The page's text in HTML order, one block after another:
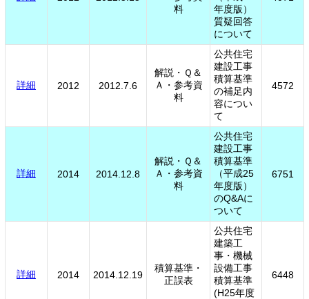
料
年度版）
質疑回答
について
詳細 2012 2012.7.6
解説・Ｑ＆
Ａ・参考資
料
公共住宅
建設工事
積算基準
の補足内
容につい
て
4572
詳細 2014 2014.12.8
解説・Ｑ＆
Ａ・参考資
料
公共住宅
建設工事
積算基準
（平成25
年度版）
のQ&Aに
ついて
6751
詳細 2014 2014.12.19
積算基準・
正誤表
公共住宅
建築工
事・機械
設備工事
積算基準
(H25年度
6448